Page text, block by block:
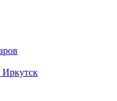
Иркутск